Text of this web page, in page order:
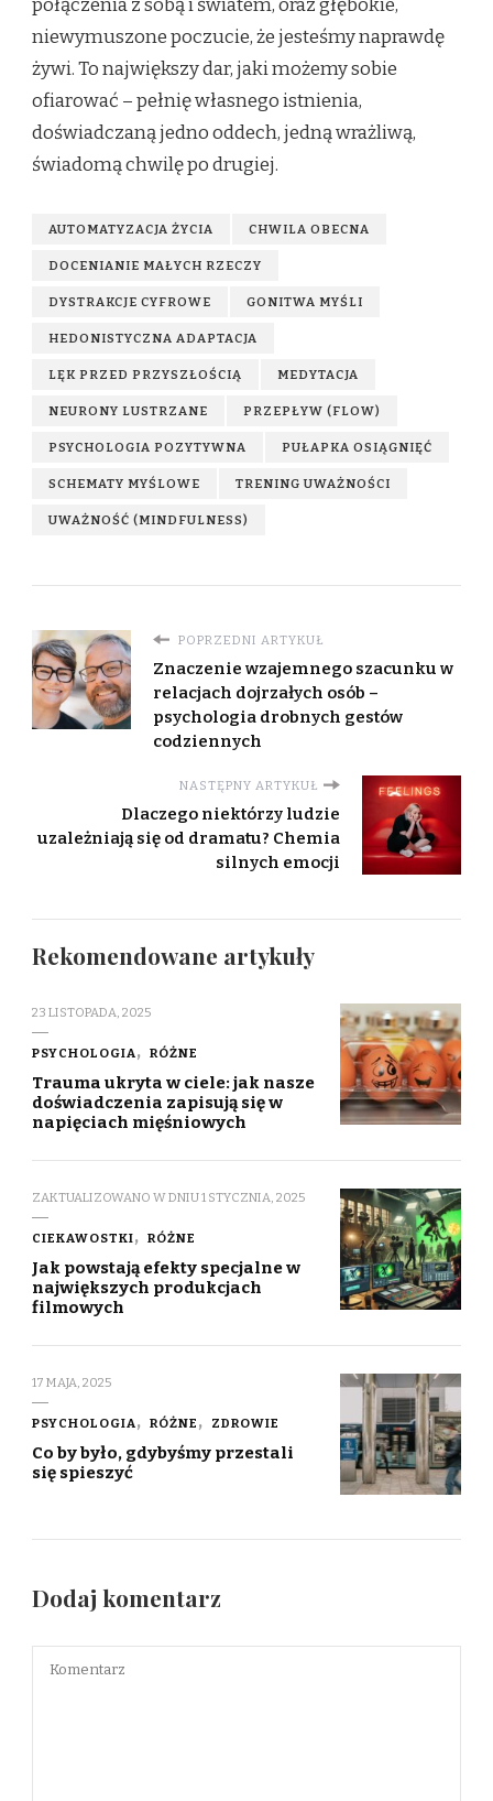
połączenia z sobą i światem, oraz głębokie,
niewymuszone poczucie, że jesteśmy naprawdę
żywi. To największy dar, jaki możemy sobie
ofiarować – pełnię własnego istnienia,
doświadczaną jedno oddech, jedną wrażliwą,
świadomą chwilę po drugiej.
AUTOMATYZACJA ŻYCIA CHWILA OBECNA
DOCENIANIE MAŁYCH RZECZY
DYSTRAKCJE CYFROWE GONITWA MYŚLI
HEDONISTYCZNA ADAPTACJA
LĘK PRZED PRZYSZŁOŚCIĄ MEDYTACJA
NEURONY LUSTRZANE PRZEPŁYW (FLOW)
PSYCHOLOGIA POZYTYWNA PUŁAPKA OSIĄGNIĘĆ
SCHEMATY MYŚLOWE TRENING UWAŻNOŚCI
UWAŻNOŚĆ (MINDFULNESS)
POPRZEDNI ARTYKUŁ
Znaczenie wzajemnego szacunku w
relacjach dojrzałych osób –
psychologia drobnych gestów
codziennych
NASTĘPNY ARTYKUŁ
Dlaczego niektórzy ludzie
uzależniają się od dramatu? Chemia
silnych emocji
Rekomendowane artykuły
23 LISTOPADA, 2025
PSYCHOLOGIA RÓŻNE
Trauma ukryta w ciele: jak nasze
doświadczenia zapisują się w
napięciach mięśniowych
ZAKTUALIZOWANO W DNIU1 STYCZNIA, 2025
CIEKAWOSTKI RÓŻNE
Jak powstają efekty specjalne w
największych produkcjach
filmowych
17 MAJA, 2025
PSYCHOLOGIA RÓŻNE ZDROWIE
Co by było, gdybyśmy przestali
się spieszyć
Dodaj komentarz